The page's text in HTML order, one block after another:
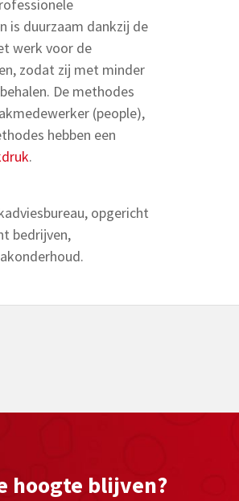
is duurzaam dankzij de
werk voor de
zodat zij met minder
De methodes
(people),
hebben een
.
opgericht
bedrijven,
hoogte blijven?